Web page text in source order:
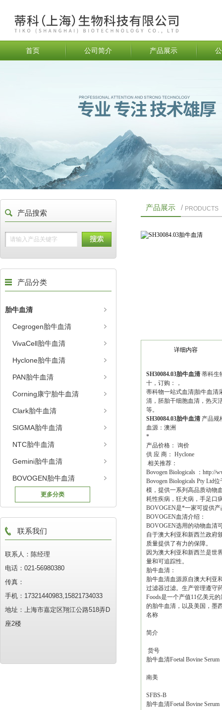
首页 公司简介 产品展示
产品搜索
产品分类
胎牛血清
Cegrogen胎牛血清
VivaCell胎牛血清
Hyclone胎牛血清
PAN胎牛血清
Corning康宁胎牛血清
Clark胎牛血清
SIGMA胎牛血清
NTC胎牛血清
Gemini胎牛血清
BOVOGEN胎牛血清
更多分类
联系我们
联系人：陈经理
电话：021-56980380
传真：
手机：17321440983,15821734033
地址：上海市嘉定区翔江公路518弄D
座2楼
产品展示 / PRODUCTS
详细内容
SH30084.03胎牛血清 蒂科生
十，订购：，
蒂科物一站式血清|胎牛血清
清，胚胎干细胞血清，热灭
等。
SH30084.03胎牛血清 产品规
血源：澳洲
*
产品价格： 询价
供 应 商： Hyclone
相关推荐：
Bovogen Biologicals ：http://
Bovogen Biologicals Pty Ltd
模，提供一系列高品质动物
耗性疾病，狂犬病，手足口
BOVOGEN是*一家可提供
BOVOGEN血清介绍：
BOVOGEN选用的动物血清
自于澳大利亚和新西兰政府
质量提供了有力的保障。
因为澳大利亚和新西兰是世
量和可追踪性。
胎牛血清：
胎牛血清血源原自澳大利亚
过滤器过滤。生产管理遵守
Foods是一个产值11亿美元
的胎牛血清，以及美国，墨
名称
简介
货号
胎牛血清Foetal Bovine Serum
南美
SFBS-B
胎牛血清Foetal Bovine Serum